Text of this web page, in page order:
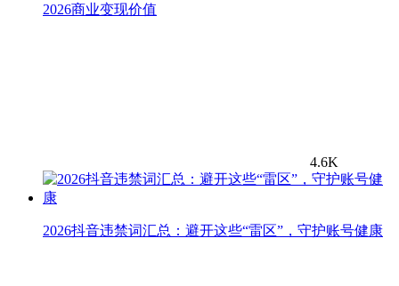
2026商业变现价值
4.6K
2026抖音违禁词汇总：避开这些“雷区”，守护账号健康